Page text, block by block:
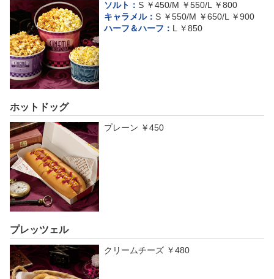
ソルト： S ￥450/M ￥550/L ￥800
キャラメル： S ￥550/M ￥650/L ￥900
ハーフ＆ハーフ： L ￥850
ホットドッグ
プレーン ￥450
プレッツェル
クリームチーズ ￥480